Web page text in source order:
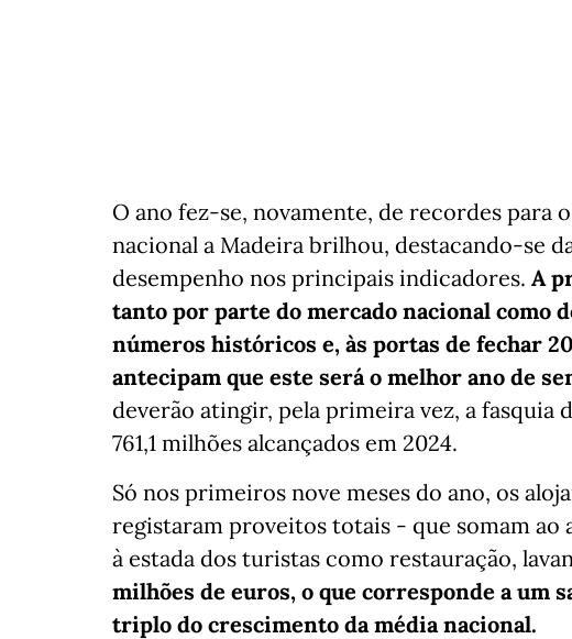
O ano fez-se, novamente, de recordes para
nacional a Madeira brilhou, destacando-se
desempenho nos principais indicadores. A
tanto por parte do mercado nacional como
números históricos e, às portas de fechar
antecipam que este será o melhor ano de
deverão atingir, pela primeira vez, a fasquia
761,1 milhões alcançados em 2024.
Só nos primeiros nove meses do ano, os
registaram proveitos totais - que somam
à estada dos turistas como restauração,
milhões de euros, o que corresponde a um
triplo do crescimento da média nacional.